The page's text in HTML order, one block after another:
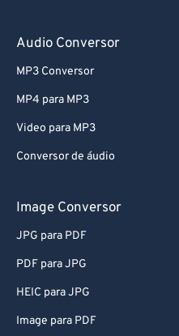
Audio Conversor
MP3 Conversor
MP4 para MP3
Video para MP3
Conversor de áudio
Image Conversor
JPG para PDF
PDF para JPG
HEIC para JPG
Image para PDF